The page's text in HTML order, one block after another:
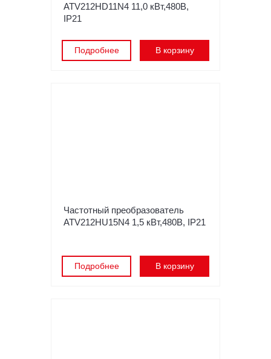
ATV212HD11N4 11,0 кВт,480В,
IP21
Подробнее В корзину
Частотный преобразователь
ATV212HU15N4 1,5 кВт,480В, IP21
Подробнее В корзину